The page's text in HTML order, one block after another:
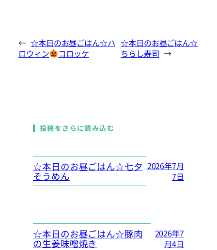
← ☆本日のお昼ごはん☆ハ
ロウィン
コロッケ
☆本日のお昼ごはん☆
ちらし寿司 →
投稿をさらに読み込む
☆本日のお昼ごはん☆七夕
そうめん
2026年7月
7日
☆本日のお昼ごはん☆豚肉
の生姜味噌焼き
2026年7
月4日